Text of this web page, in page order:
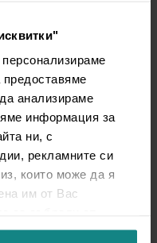
анализираме
информация за
ни, с
рекламните си
които може да я
им от Вас
им.